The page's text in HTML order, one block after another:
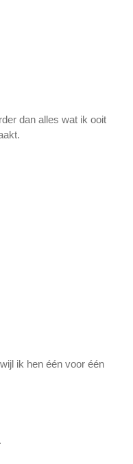
dan alles wat ik ooit
ik hen één voor één